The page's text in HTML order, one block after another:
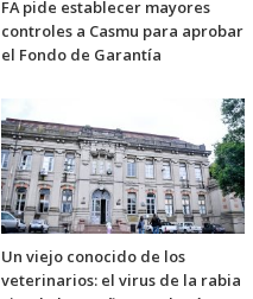
FA pide establecer mayores
controles a Casmu para aprobar
el Fondo de Garantía
Un viejo conocido de los
veterinarios: el virus de la rabia